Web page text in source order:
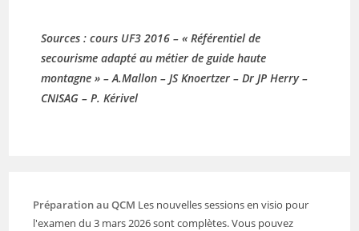
Sources : cours UF3 2016 – « Référentiel de
secourisme adapté au métier de guide haute
montagne » – A.Mallon – JS Knoertzer – Dr JP Herry –
CNISAG – P. Kérivel
Préparation au QCM Les nouvelles sessions en visio pour
l'examen du 3 mars 2026 sont complètes. Vous pouvez